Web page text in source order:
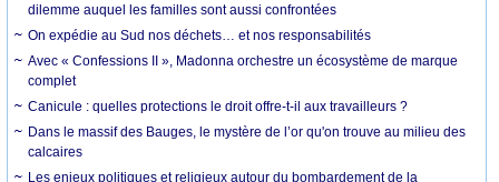
dilemme auquel les familles sont aussi confrontées
On expédie au Sud nos déchets… et nos responsabilités
Avec « Confessions II », Madonna orchestre un écosystème de marque
complet
Canicule : quelles protections le droit offre-t-il aux travailleurs ?
Dans le massif des Bauges, le mystère de l’or qu'on trouve au milieu des
calcaires
Les enjeux politiques et religieux autour du bombardement de la